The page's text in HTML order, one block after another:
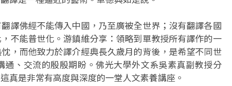
譯佛經不能傳入中國，乃至廣被全世界；沒有翻譯各國
不能普世化。游鎮維分享：領略到單教授所有譯作的一
，而他致力於譯介經典長久歲月的背後，是希望不同世
、交流的殷殷期盼。佛光大學外文系吳素真副教授分
真是非常有高度與深度的一堂人文素養講座。